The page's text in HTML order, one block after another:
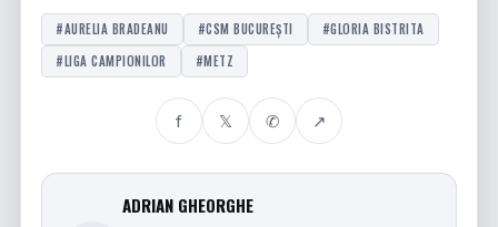
#AURELIA BRADEANU #CSM BUCUREȘTI
#GLORIA BISTRITA
#LIGA CAMPIONILOR
#METZ
f 𝕏 ✆ ↗
ADRIAN GHEORGHE